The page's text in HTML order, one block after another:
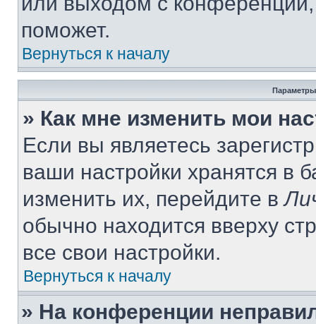
поможет.
Вернуться к началу
Параметры
» Как мне изменить мои
Если вы являетесь
ваши настройки хранятся в
изменить их, перейдите в
обычно находится вверху
все свои настройки.
Вернуться к началу
» На конференции